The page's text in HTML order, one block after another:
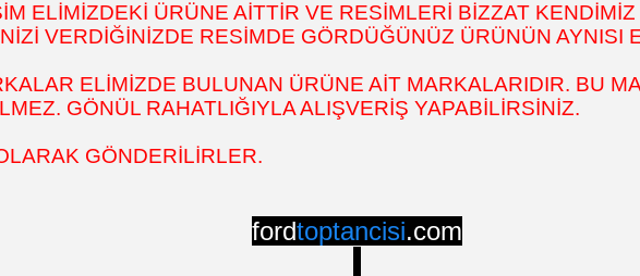
ELİMİZDEKİ ÜRÜNE AİTTİR VE RESİMLERİ BİZZAT
VERDİĞİNİZDE RESİMDE GÖRDÜĞÜNÜZ ÜRÜNÜN AYNISI
ELİMİZDE BULUNAN ÜRÜNE AİT MARKALARIDIR. BU
GÖNÜL RAHATLIĞIYLA ALIŞVERİŞ YAPABİLİRSİNİZ.
GÖNDERİLİRLER.
fordtoptancisi.com